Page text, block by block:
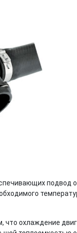
что охлаждение